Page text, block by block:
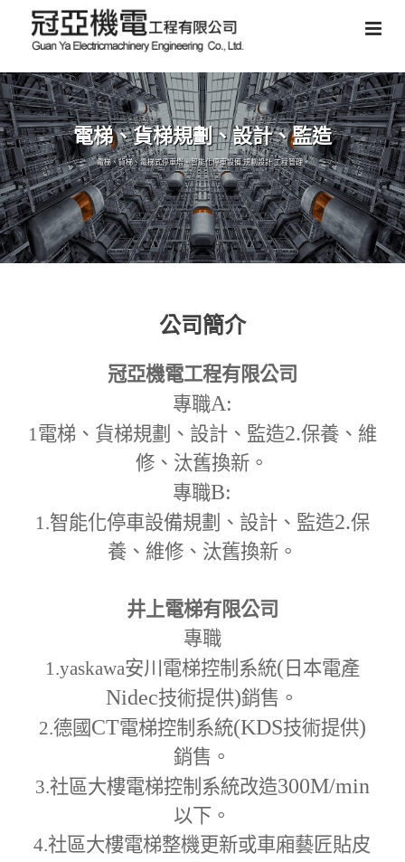
電梯、貨梯規劃、設計、監造
電梯、貨梯、電梯式停車塔、智能化停車設備,規劃設計,工程管理。
公司簡介
冠亞機電工程有限公司
專職A:
1電梯、貨梯規劃、設計、監造2.保養、維
修、汰舊換新。
專職B:
1.智能化停車設備規劃、設計、監造2.保
養、維修、汰舊換新。
井上電梯有限公司
專職
1.yaskawa安川電梯控制系統( 日本電產
Nidec技術提供)銷售。
2.德國 CT電梯控制系統(KDS技術提供)
銷售。
3.社區大樓電梯控制系統改造300M/min
以下。
4.社區大樓電梯整機更新或車廂藝匠貼皮